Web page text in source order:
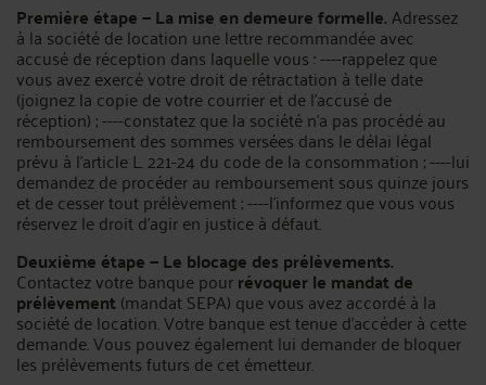
Première étape — La mise en demeure formelle.Adressez
à la société de location une lettre recommandée avec
accusé de réception dans laquelle vous : ----rappelez que
vous avez exercé votre droit de rétractation à telle date
(joignez la copie de votre courrier et de l’accusé de
réception) ; ----constatez que la société n’a pas procédé au
remboursement des sommes versées dans le délai légal
prévu à l’article L. 221-24 du code de la consommation ; ----lui
demandez de procéder au remboursement sous quinze jours
et de cesser tout prélèvement ; ----l’informez que vous vous
réservez le droit d’agir en justice à défaut.
Deuxième étape — Le blocage des prélèvements.
Contactez votre banque pourrévoquer le mandat de
prélèvement(mandat SEPA) que vous avez accordé à la
société de location. Votre banque est tenue d’accéder à cette
demande. Vous pouvez également lui demander de bloquer
les prélèvements futurs de cet émetteur.